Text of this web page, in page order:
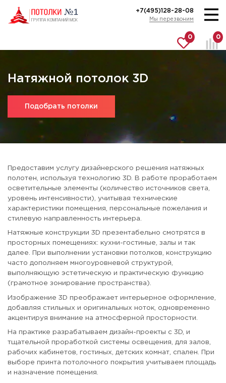
+7(495)128-28-08
Мы перезвоним
0 0
Натяжной потолок 3D
Подобрать потолки
Предоставим услугу дизайнерского решения натяжных
полотен, используя технологию 3D. В работе проработаем
осветительные элементы (количество источников света,
уровень интенсивности), учитывая технические
характеристики помещения, персональные пожелания и
стилевую направленность интерьера.
Натяжные конструкции 3D презентабельно смотрятся в
просторных помещениях: кухни-гостиные, залы и так
далее. При выполнении установки потолков, конструкцию
часто дополняем многоуровневой структурой,
выполняющую эстетическую и практическую функцию
(грамотное зонирование пространства).
Изображение 3D преображает интерьерное оформление,
добавляя стильных и оригинальных ноток, одновременно
акцентируя внимание на атмосферной просторности.
На практике разрабатываем дизайн-проекты с 3D, и
тщательной проработкой системы освещения, для залов,
рабочих кабинетов, гостиных, детских комнат, спален. При
выборе принта потолочного покрытия учитываем площадь
и назначение помещения.